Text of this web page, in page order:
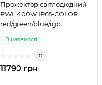
Прожектор світлодіодний
PWL 400W IP65-COLOR
red/green/blue/rgb
В наявності
0
11790 грн